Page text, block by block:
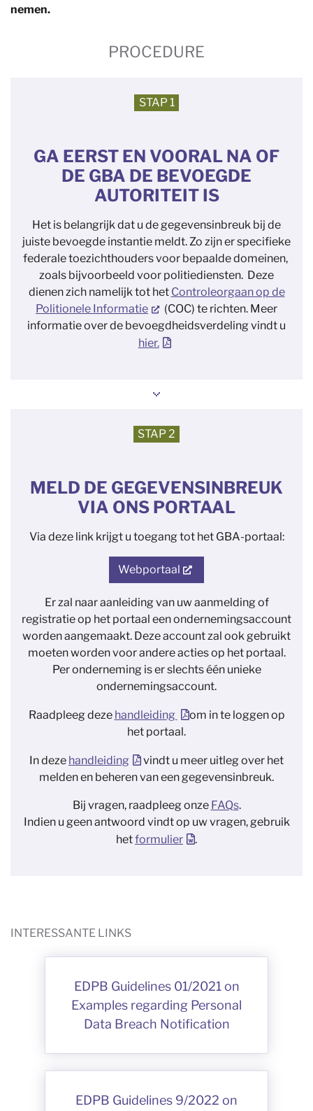
nemen.
PROCEDURE
STAP 1
GA EERST EN VOORAL NA OF
DE GBA DE BEVOEGDE
AUTORITEIT IS
Het is belangrijk dat u de gegevensinbreuk bij de
juiste bevoegde instantie meldt. Zo zijn er specifieke
federale toezichthouders voor bepaalde domeinen,
zoals bijvoorbeeld voor politiediensten. Deze
dienen zich namelijk tot het Controleorgaan op de
Politionele Informatie
(COC) te richten. Meer
informatie over de bevoegdheidsverdeling vindt u
hier.
STAP 2
MELD DE GEGEVENSINBREUK
VIA ONS PORTAAL
Via deze link krijgt u toegang tot het GBA-portaal:
Webportaal
Er zal naar aanleiding van uw aanmelding of
registratie op het portaal een ondernemingsaccount
worden aangemaakt. Deze account zal ook gebruikt
moeten worden voor andere acties op het portaal.
Per onderneming is er slechts één unieke
ondernemingsaccount.
Raadpleeg deze handleiding
om in te loggen op
het portaal.
In deze handleiding
vindt u meer uitleg over het
melden en beheren van een gegevensinbreuk.
Bij vragen, raadpleeg onze FAQs.
Indien u geen antwoord vindt op uw vragen, gebruik
hetformulier .
INTERESSANTE LINKS
EDPB Guidelines 01/2021 on
Examples regarding Personal
Data Breach Notification
EDPB Guidelines 9/2022 on